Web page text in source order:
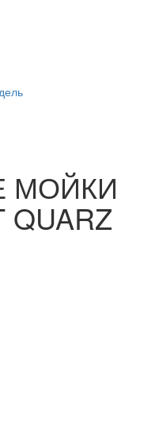
МОЙКИ
QUARZ